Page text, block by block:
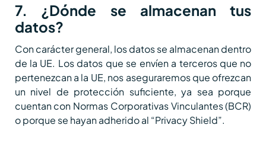
7. ¿Dónde se almacenan tus
datos?
Con carácter general, los datos se almacenan dentro
de la UE. Los datos que se envíen a terceros que no
pertenezcan a la UE, nos aseguraremos que ofrezcan
un nivel de protección suficiente, ya sea porque
cuentan con Normas Corporativas Vinculantes (BCR)
o porque se hayan adherido al “Privacy Shield”.